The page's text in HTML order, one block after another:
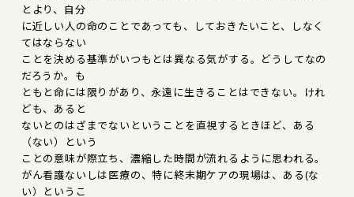
とより、自分
に近しい人の命のことであっても、しておきたいこと、しなく
てはならない
ことを決める基準がいつもとは異なる気がする。どうしてなの
だろうか。も
ともと命には限りがあり、永遠に生きることはできない。けれ
ども、あると
ないとのはざまでないということを直視するときほど、ある
（ない）という
ことの意味が際立ち、濃縮した時間が流れるように思われる。
がん看護ないしは医療の、特に終末期ケアの現場は、ある(な
い）というこ